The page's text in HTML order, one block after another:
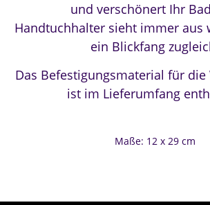
und verschönert Ihr
Handtuchhalter sieht immer aus
ein Blickfang
Das Befestigungsmaterial für
ist im Lieferumfang
Maße: 12 x 29 cm